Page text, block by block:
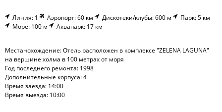
Линия: 1 Аэропорт: 60 км Дискотеки/клубы: 600 м
Парк: 5 км
Море: 100 м
Аквапарк: 17 км
Местанохождение: Отель расположен в комплексе "ZELENA LAGUNA"
на вершине холма в 100 метрах от моря
Год последнего ремонта: 1998
Дополнительные корпуса: 4
Время заезда: 14:00
Время выезда: 10:00